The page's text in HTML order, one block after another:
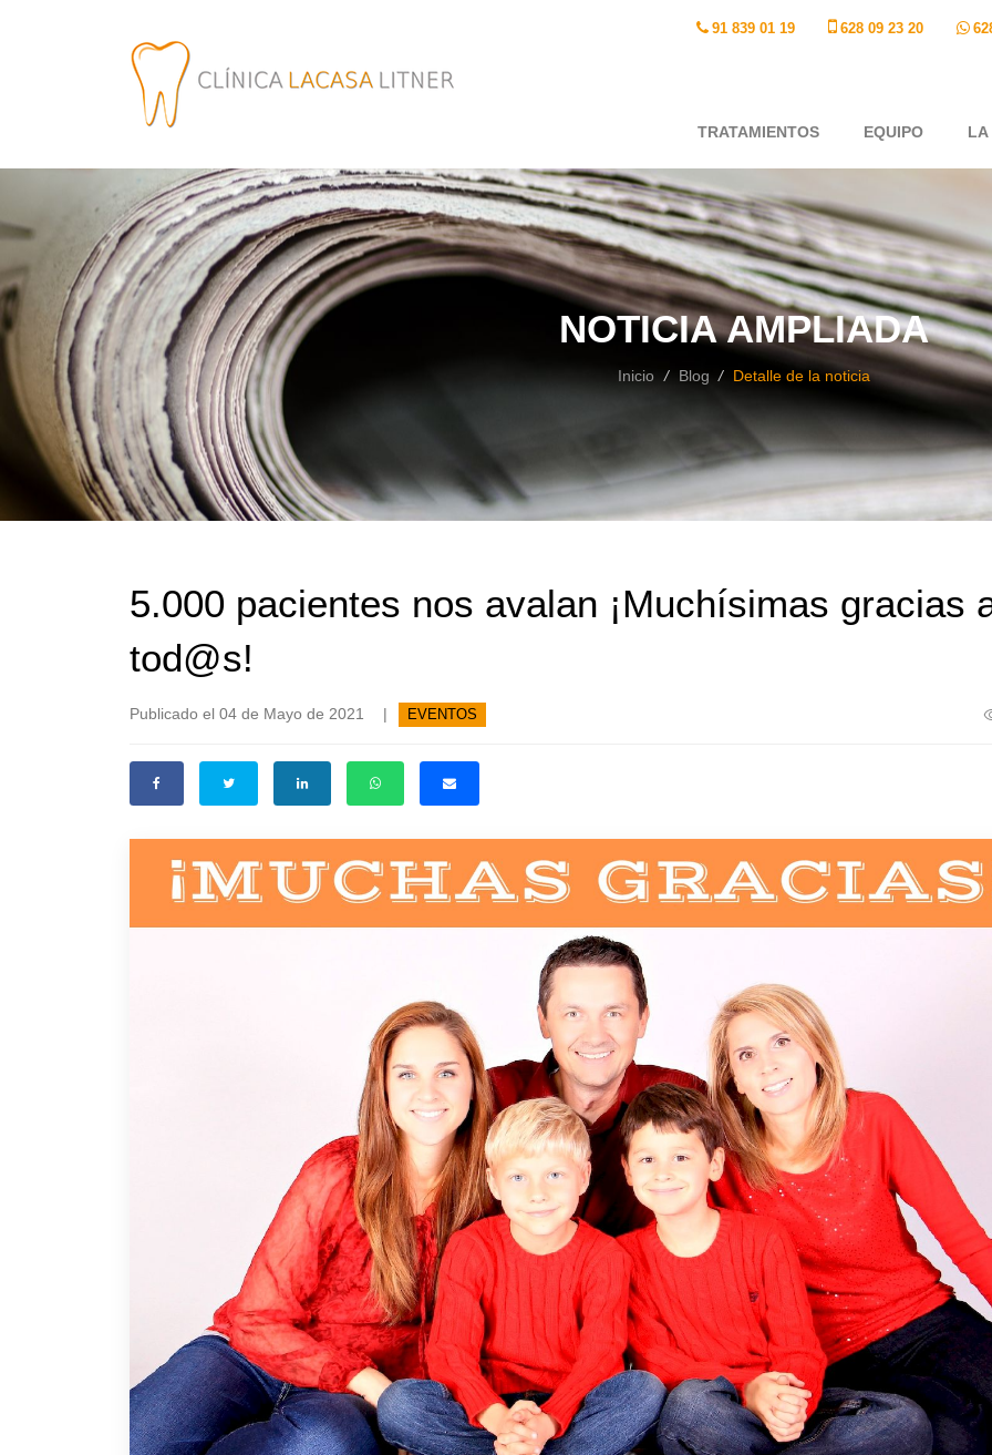
91 839 01 19 628 09 23 20
TRATAMIENTOS EQUIPO LA
NOTICIA AMPLIADA
Inicio / Blog / Detalle de la noticia
5.000 pacientes nos avalan ¡Muchísimas gracias
tod@s!
Publicado el 04 de Mayo de 2021 | EVENTOS